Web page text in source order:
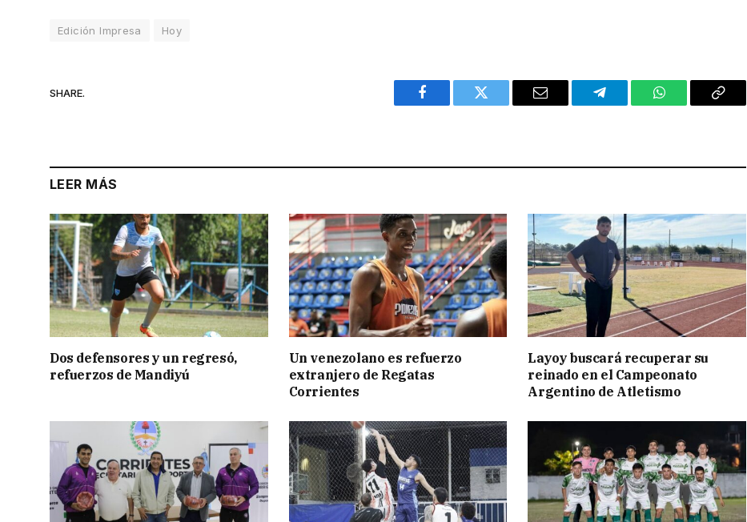
Edición Impresa Hoy
SHARE.
Facebook Twitter Email Telegram WhatsAppCopy
LEER MÁS
Dos defensores y un regresó,
refuerzos de Mandiyú
Un venezolano es refuerzo
extranjero de Regatas
Corrientes
Layoy buscará recuperar su
reinado en el Campeonato
Argentino de Atletismo